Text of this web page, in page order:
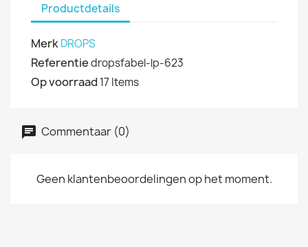
Productdetails
MerkDROPS
Referentiedropsfabel-lp-623
Op voorraad 17 Items
Commentaar (0)
Geen klantenbeoordelingen op het moment.